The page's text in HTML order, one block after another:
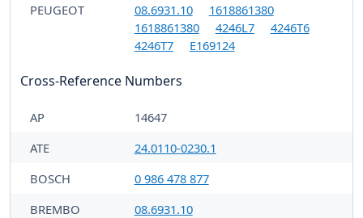
PEUGEOT
08.6931.10
1618861380
1618861380
4246L7
4246T6
4246T7
E169124
Cross-Reference Numbers
AP
14647
ATE
24.0110-0230.1
BOSCH
0 986 478 877
BREMBO
08.6931.10